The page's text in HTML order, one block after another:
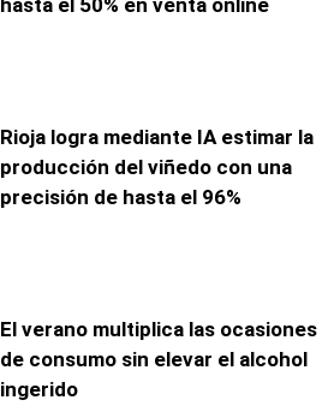
hasta el 50% en venta online
Rioja logra mediante IA estimar la
producción del viñedo con una
precisión de hasta el 96%
El verano multiplica las ocasiones
de consumo sin elevar el alcohol
ingerido